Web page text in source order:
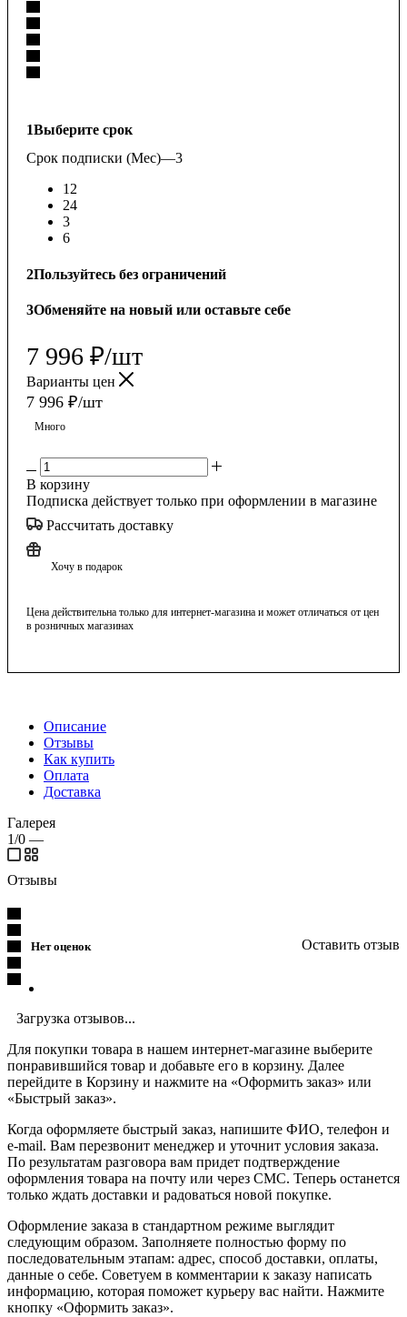
1Выберите срок
Срок подписки (Мес)—3
12
24
3
6
2Пользуйтесь без ограничений
3Обменяйте на новый или оставьте себе
7 996 ₽/шт
Варианты цен
7 996 ₽/шт
Много
В корзину
Подписка действует только при оформлении в магазине
Рассчитать доставку
Хочу в подарок
Цена действительна только для интернет-магазина и может отличаться от цен
в розничных магазинах
Описание
Отзывы
Как купить
Оплата
Доставка
Галерея
1/0 —
Отзывы
Нет оценок Оставить отзыв
Загрузка отзывов...
Для покупки товара в нашем интернет-магазине выберите
понравившийся товар и добавьте его в корзину. Далее
перейдите в Корзину и нажмите на «Оформить заказ» или
«Быстрый заказ».
Когда оформляете быстрый заказ, напишите ФИО, телефон и
e-mail. Вам перезвонит менеджер и уточнит условия заказа.
По результатам разговора вам придет подтверждение
оформления товара на почту или через СМС. Теперь останется
только ждать доставки и радоваться новой покупке.
Оформление заказа в стандартном режиме выглядит
следующим образом. Заполняете полностью форму по
последовательным этапам: адрес, способ доставки, оплаты,
данные о себе. Советуем в комментарии к заказу написать
информацию, которая поможет курьеру вас найти. Нажмите
кнопку «Оформить заказ».